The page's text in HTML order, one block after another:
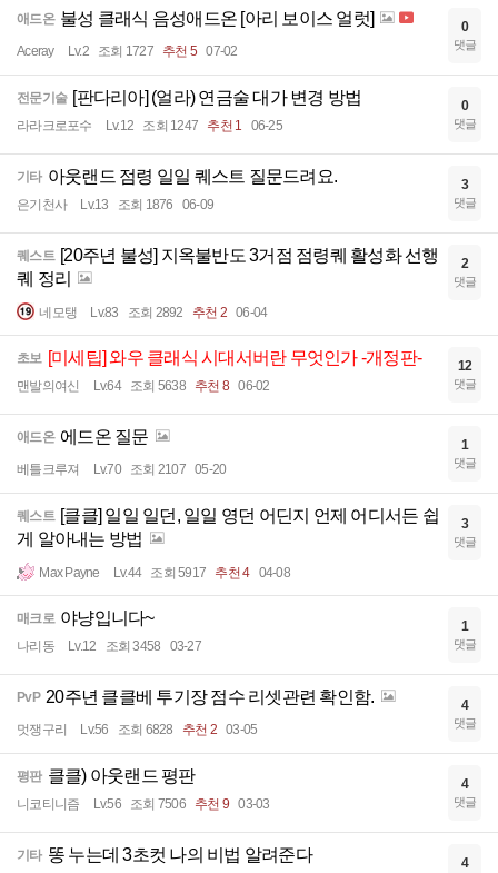
애드온 불성 클래식 음성애드온 [아리 보이스 얼럿]
Aceray Lv.2 조회 1727 추천 5 07-02
0
댓글
전문기술 [판다리아] (얼라) 연금술 대가 변경 방법
라라크로포수 Lv.12 조회 1247 추천 1 06-25
0
댓글
기타 아웃랜드 점령 일일 퀘스트 질문드려요.
은기천사 Lv.13 조회 1876 06-09
3
댓글
퀘스트 [20주년 불성] 지옥불반도 3거점 점령퀘 활성화 선행
퀘 정리
네모탱 Lv.83 조회 2892 추천 2 06-04
2
댓글
초보 [미세팁] 와우 클래식 시대서버란 무엇인가 -개정판-
맨발의여신 Lv.64 조회 5638 추천 8 06-02
12
댓글
애드온 에드온 질문
베틀크루져 Lv.70 조회 2107 05-20
1
댓글
퀘스트 [클클] 일일 일던, 일일 영던 어딘지 언제 어디서든 쉽
게 알아내는 방법
Max Payne Lv.44 조회 5917 추천 4 04-08
3
댓글
매크로 야냥입니다~
나리동 Lv.12 조회 3458 03-27
1
댓글
PvP 20주년 클클베 투기장 점수 리셋관련 확인함.
멋쟁구리 Lv.56 조회 6828 추천 2 03-05
4
댓글
평판 클클) 아웃랜드 평판
니코티니즘 Lv.56 조회 7506 추천 9 03-03
4
댓글
기타 똥 누는데 3초컷 나의 비법 알려준다 4